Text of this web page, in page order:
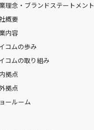
理念・ブランドステートメント
概要
内容
コムの歩み
コムの取り組み
拠点
拠点
ールーム